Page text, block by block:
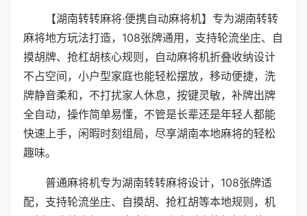
【湖南转转麻将·便携自动麻将机】专为湖南转转
麻将地方玩法打造，108张牌通用，支持轮流坐庄、自
摸胡牌、抢杠胡核心规则，自动麻将机折叠收纳设计
不占空间，小户型家庭也能轻松摆放，移动便捷，洗
牌静音柔和，不打扰家人休息，按键灵敏，补牌出牌
全自动，操作简单易懂，不管是长辈还是年轻人都能
快速上手，闲暇时刻组局，尽享湖南本地麻将的轻松
趣味。
普通麻将机专为湖南转转麻将设计，108张牌适
配，支持轮流坐庄、自摸胡、抢杠胡等本地规则，机